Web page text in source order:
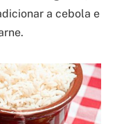
a cebola e